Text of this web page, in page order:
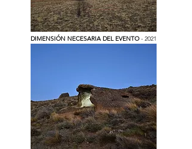
DIMENSIÓN NECESARIA DEL EVENTO- 2021